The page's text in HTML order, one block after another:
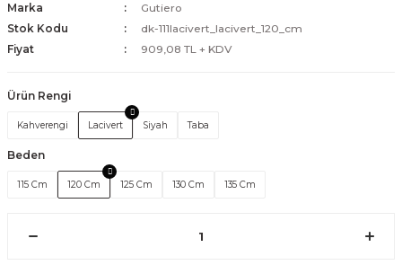
Marka
Gutiero
Stok Kodu
dk-111lacivert_lacivert_120_cm
Fiyat
909,08 TL + KDV
Ürün Rengi
Kahverengi Lacivert Siyah Taba
Beden
115 Cm 120 Cm 125 Cm 130 Cm 135 Cm